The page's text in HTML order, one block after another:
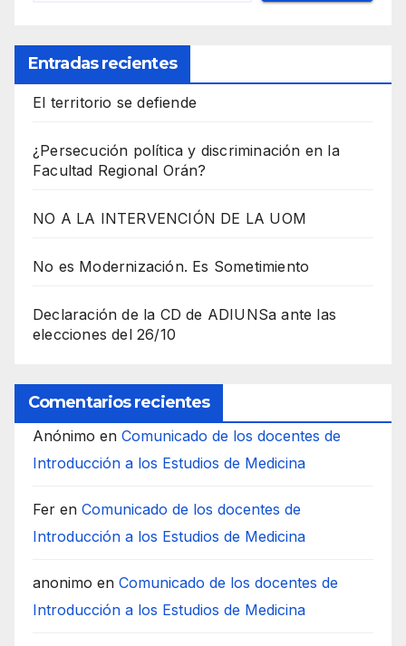
Entradas recientes
El territorio se defiende
¿Persecución política y discriminación en la
Facultad Regional Orán?
NO A LA INTERVENCIÓN DE LA UOM
No es Modernización. Es Sometimiento
Declaración de la CD de ADIUNSa ante las
elecciones del 26/10
Comentarios recientes
Anónimo en Comunicado de los docentes de
Introducción a los Estudios de Medicina
Fer en Comunicado de los docentes de
Introducción a los Estudios de Medicina
anonimo en Comunicado de los docentes de
Introducción a los Estudios de Medicina